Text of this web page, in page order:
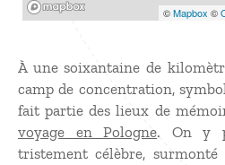
©Mapbox ©
À une soixantaine de
camp de concentration,
fait partie des lieux de
voyage en Pologne. On y
tristement célèbre,